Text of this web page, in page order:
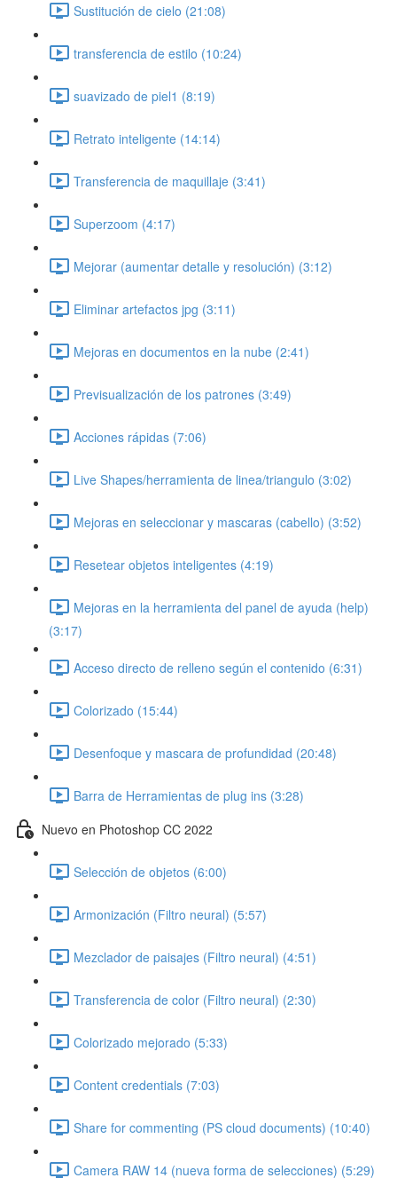
Sustitución de cielo (21:08)
transferencia de estilo (10:24)
suavizado de piel1 (8:19)
Retrato inteligente (14:14)
Transferencia de maquillaje (3:41)
Superzoom (4:17)
Mejorar (aumentar detalle y resolución) (3:12)
Eliminar artefactos jpg (3:11)
Mejoras en documentos en la nube (2:41)
Previsualización de los patrones (3:49)
Acciones rápidas (7:06)
Live Shapes/herramienta de linea/triangulo (3:02)
Mejoras en seleccionar y mascaras (cabello) (3:52)
Resetear objetos inteligentes (4:19)
Mejoras en la herramienta del panel de ayuda (help)
(3:17)
Acceso directo de relleno según el contenido (6:31)
Colorizado (15:44)
Desenfoque y mascara de profundidad (20:48)
Barra de Herramientas de plug ins (3:28)
Nuevo en Photoshop CC 2022
Selección de objetos (6:00)
Armonización (Filtro neural) (5:57)
Mezclador de paisajes (Filtro neural) (4:51)
Transferencia de color (Filtro neural) (2:30)
Colorizado mejorado (5:33)
Content credentials (7:03)
Share for commenting (PS cloud documents) (10:40)
Camera RAW 14 (nueva forma de selecciones) (5:29)